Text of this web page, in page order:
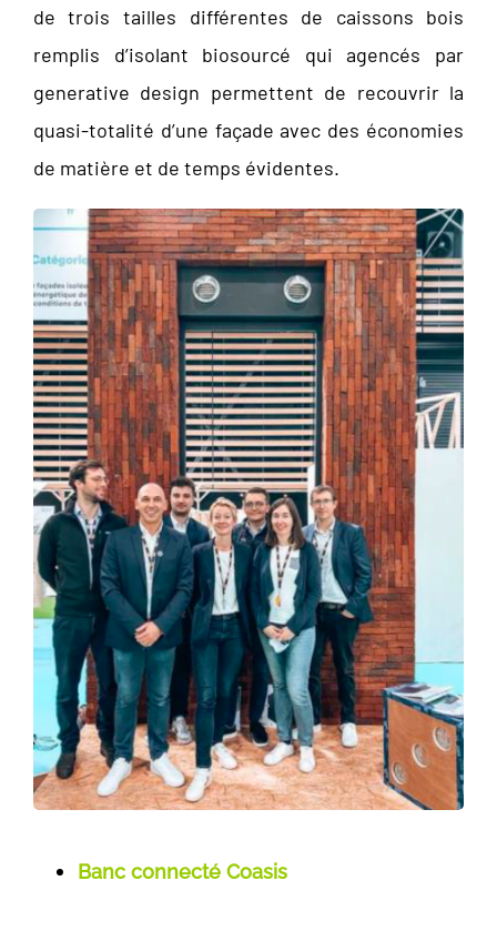
de trois tailles différentes de caissons bois
remplis d’isolant biosourcé qui agencés par
generative design permettent de recouvrir la
quasi-totalité d’une façade avec des économies
de matière et de temps évidentes.
Banc connecté Coasis